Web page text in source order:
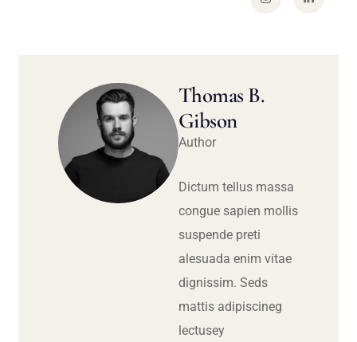
Thomas B.
Gibson
Author
Dictum tellus massa
congue sapien mollis
suspende preti
alesuada enim vitae
dignissim. Seds
mattis adipiscineg
lectusey